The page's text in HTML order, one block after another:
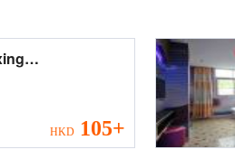
HKD 105+